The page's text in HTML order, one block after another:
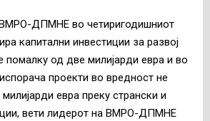
ДПМНЕ во четиригодишниот
капитални инвестиции за развој
помалку од две милијарди евра и во
проекти во вредност не
евра преку странски и
вети лидерот на ВМРО-ДПМНЕ